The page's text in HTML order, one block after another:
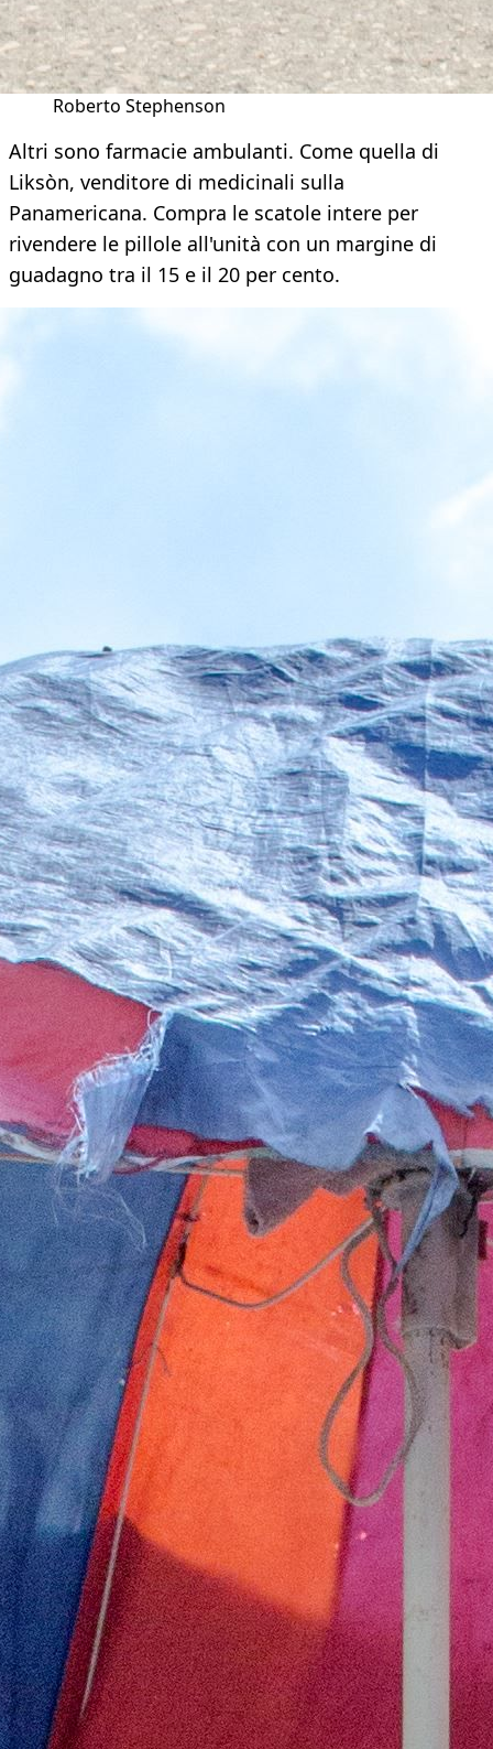
Roberto Stephenson
Altri sono farmacie ambulanti. Come quella di
Liksòn, venditore di medicinali sulla
Panamericana. Compra le scatole intere per
rivendere le pillole all'unità con un margine di
guadagno tra il 15 e il 20 per cento.